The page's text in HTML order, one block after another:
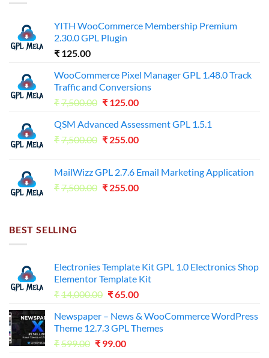
YITH WooCommerce Membership Premium
2.30.0 GPL Plugin
₹ 125.00
WooCommerce Pixel Manager GPL 1.48.0 Track
Traffic and Conversions
₹7,500.00 Original
was:
₹7,500.00.
₹ 125.00Current
is:
₹125.00.
QSM Advanced Assessment GPL 1.5.1
₹7,500.00 Original
₹7,500.00.
₹ 255.00Current
₹255.00.
MailWizz GPL 2.7.6 Email Marketing Application
₹7,500.00 Original
₹ 255.00Current
BEST SELLING
Electronies Template Kit GPL 1.0 Electronics Shop
Elementor Template Kit
₹14,000.00 Original
was:
₹14,000.00.
₹65.00Current
is:
₹65.00.
Newspaper – News & WooCommerce WordPress
Theme 12.7.3 GPL Themes
₹599.00 Original
₹ 99.00Current